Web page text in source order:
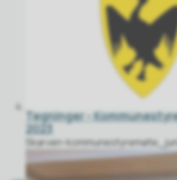
Tegninger -
2023
Skarven-